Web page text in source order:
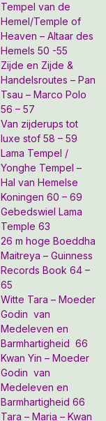
Tempel van de
Hemel/Temple of
Heaven – Altaar des
Hemels 50 -55
Zijde en Zijde &
Handelsroutes – Pan
Tsau – Marco Polo
56 – 57
Van zijderups tot
luxe stof 58 – 59
Lama Tempel /
Yonghe Tempel –
Hal van Hemelse
Koningen 60 – 69
Gebedswiel Lama
Temple 63
26 m hoge Boeddha
Maitreya – Guinness
Records Book 64 –
65
Witte Tara – Moeder
Godin van
Medeleven en
Barmhartigheid 66
Kwan Yin – Moeder
Godin van
Medeleven en
Barmhartigheid 66
Tara – Maria – Kwan